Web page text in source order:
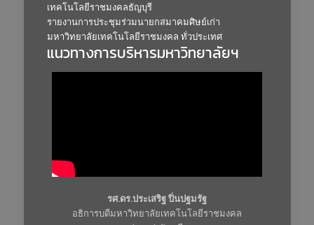
เทคโนโลยีราชมงคลธัญบุรี
รายงานการประชุมร่วมนายกสมาคมศิษย์เก่า
มหาวิทยาลัยเทคโนโลยีราชมงคล ทั่วประเทศ
แนวทางการบริหารมหาวิทยาลัยฯ
รศ.ดร.ประเสริฐ ปิ่นปฐมรัฐ
อธิการบดีมหาวิทยาลัยเทคโนโลยีราชมงคล